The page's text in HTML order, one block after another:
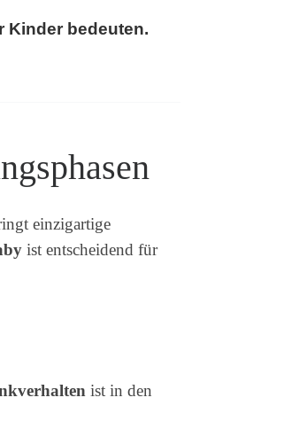
Kinder bedeuten.
einzigartige
ist entscheidend für
ist in den